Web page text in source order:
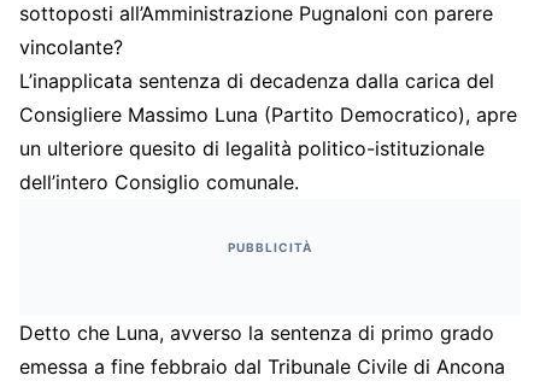
sottoposti all’Amministrazione Pugnaloni con parere
vincolante?
L’inapplicata sentenza di decadenza dalla carica del
Consigliere Massimo Luna (Partito Democratico), apre
un ulteriore quesito di legalità politico-istituzionale
dell’intero Consiglio comunale.
PUBBLICITÀ
Detto che Luna, avverso la sentenza di primo grado
emessa a fine febbraio dal Tribunale Civile di Ancona